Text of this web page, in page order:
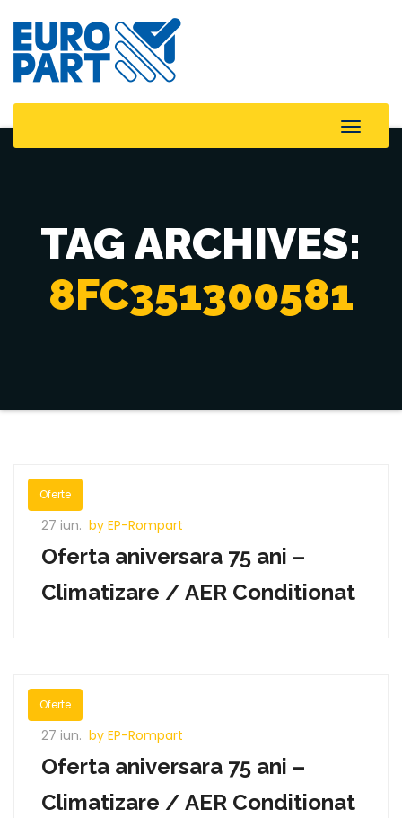
Toggle
TAG ARCHIVES:
8FC351300581
Oferte
27 iun. by EP-Rompart
Oferta aniversara 75 ani –
Climatizare / AER Conditionat
Oferte
27 iun. by EP-Rompart
Oferta aniversara 75 ani –
Climatizare / AER Conditionat